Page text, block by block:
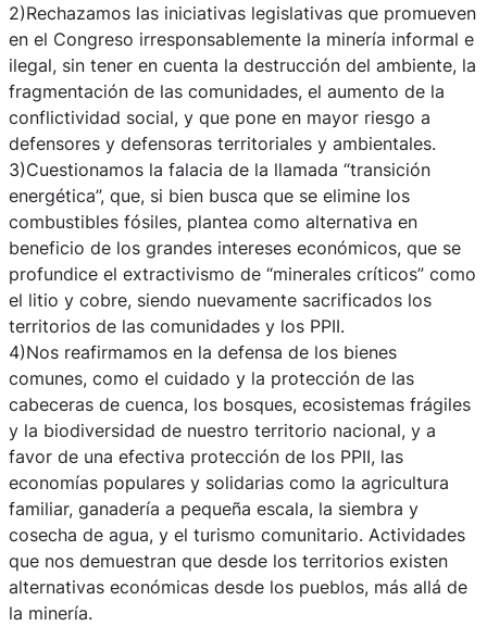
2)Rechazamos las iniciativas legislativas que promueven
en el Congreso irresponsablemente la minería informal e
ilegal, sin tener en cuenta la destrucción del ambiente, la
fragmentación de las comunidades, el aumento de la
conflictividad social, y que pone en mayor riesgo a
defensores y defensoras territoriales y ambientales.
3)Cuestionamos la falacia de la llamada “transición
energética”, que, si bien busca que se elimine los
combustibles fósiles, plantea como alternativa en
beneficio de los grandes intereses económicos, que se
profundice el extractivismo de “minerales críticos” como
el litio y cobre, siendo nuevamente sacrificados los
territorios de las comunidades y los PPII.
4)Nos reafirmamos en la defensa de los bienes
comunes, como el cuidado y la protección de las
cabeceras de cuenca, los bosques, ecosistemas frágiles
y la biodiversidad de nuestro territorio nacional, y a
favor de una efectiva protección de los PPII, las
economías populares y solidarias como la agricultura
familiar, ganadería a pequeña escala, la siembra y
cosecha de agua, y el turismo comunitario. Actividades
que nos demuestran que desde los territorios existen
alternativas económicas desde los pueblos, más allá de
la minería.